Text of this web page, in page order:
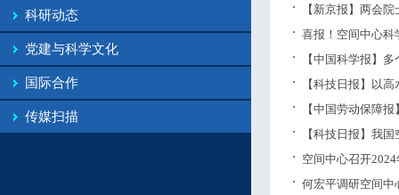
科研动态
党建与科学文化
国际合作
传媒扫描
【新京报】两会
喜报！空间中心科
【中国科学报】
【科技日报】以
【中国劳动保障
【科技日报】我
空间中心召开
何宏平调研空间中